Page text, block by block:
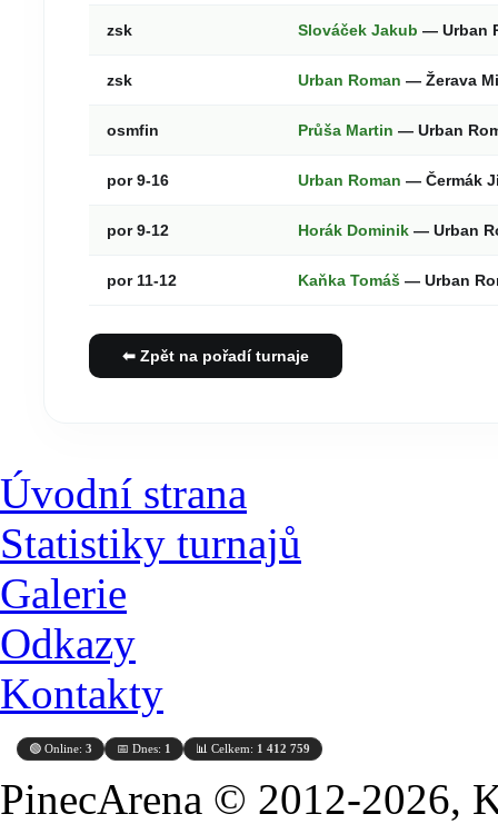
zsk Slováček Jakub — Urban
zsk Urban Roman — Žerava
osmfin Průša Martin — Urban
por 9-16 Urban Roman — Čermák
por 9-12 Horák Dominik — Urban
por 11-12 Kaňka Tomáš — Urban
⬅ Zpět na pořadí turnaje
Úvodní strana
Statistiky turnajů
Galerie
Odkazy
Kontakty
🟢 Online: 3 📅 Dnes: 1 📊 Celkem: 1 412 759
PinecArena © 2012-2026,